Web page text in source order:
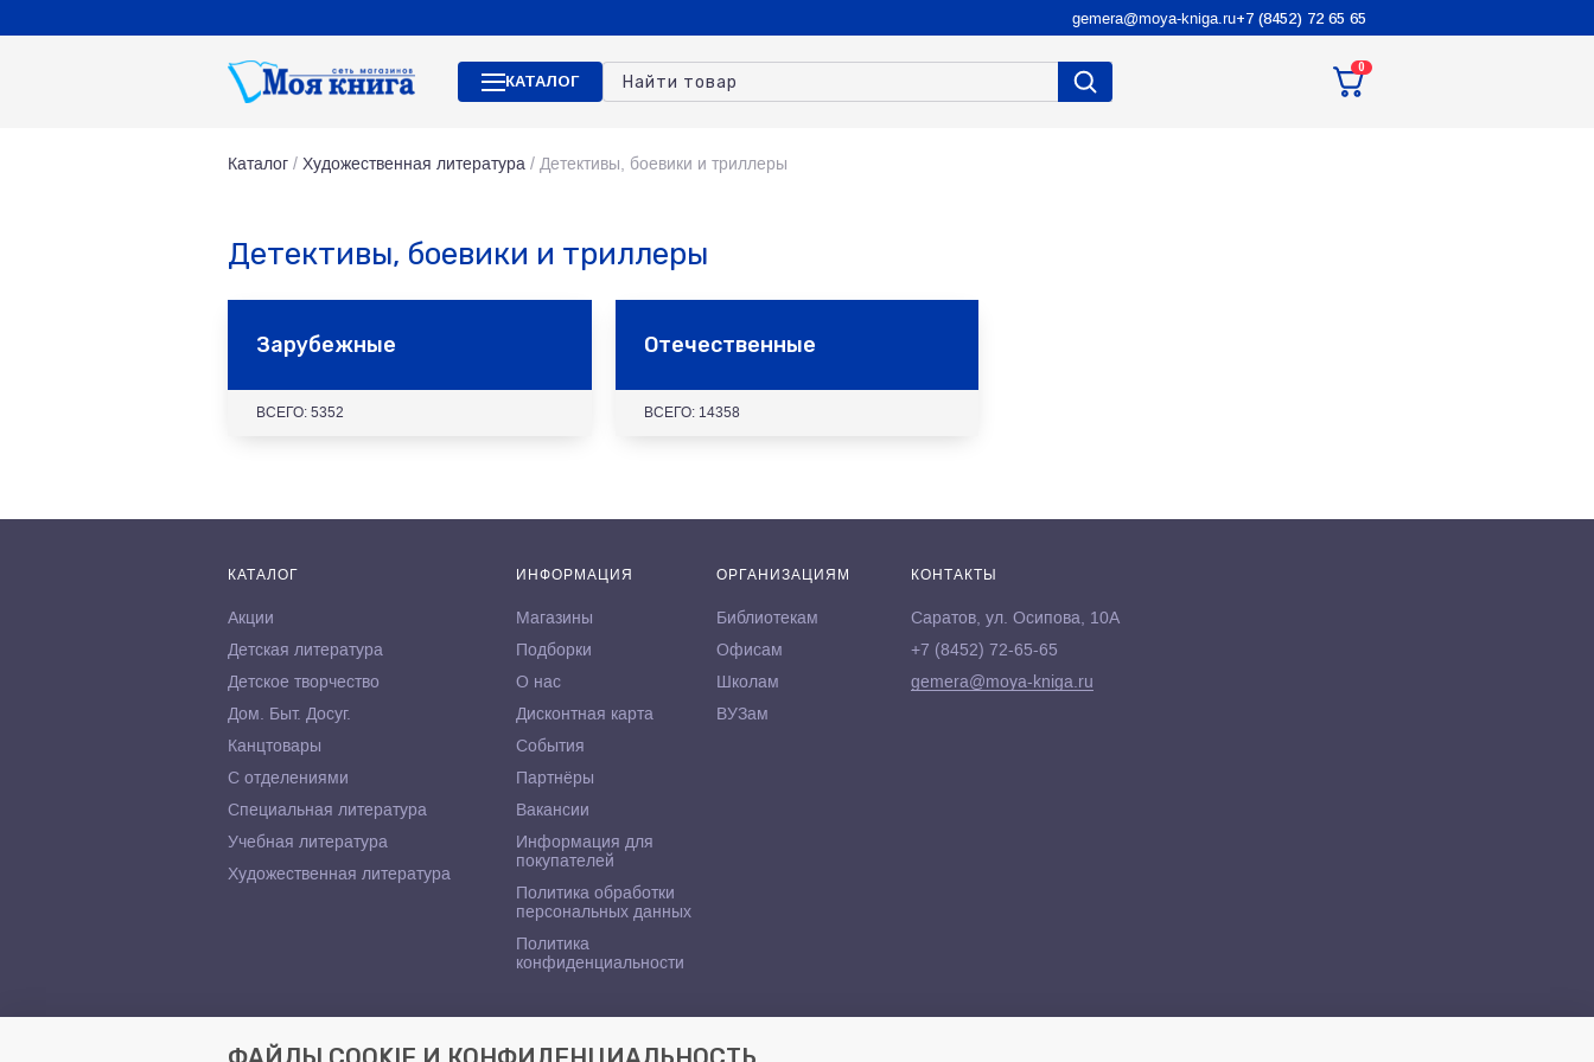
gemera@moya-kniga.ru+7 (8452) 72 65 65
КАТАЛОГ
0
Каталог / Художественная литература / Детективы, боевики и триллеры
Детективы, боевики и триллеры
Зарубежные
ВСЕГО: 5352
Отечественные
ВСЕГО: 14358
КАТАЛОГ
Акции
Детская литература
Детское творчество
Дом. Быт. Досуг.
Канцтовары
С отделениями
Специальная литература
Учебная литература
Художественная литература
ИНФОРМАЦИЯ
Магазины
Подборки
О нас
Дисконтная карта
События
Партнёры
Вакансии
Информация для
покупателей
Политика обработки
персональных данных
Политика
конфиденциальности
ОРГАНИЗАЦИЯМ
Библиотекам
Офисам
Школам
ВУЗам
КОНТАКТЫ
Саратов, ул. Осипова, 10А
+7 (8452) 72-65-65
gemera@moya-kniga.ru